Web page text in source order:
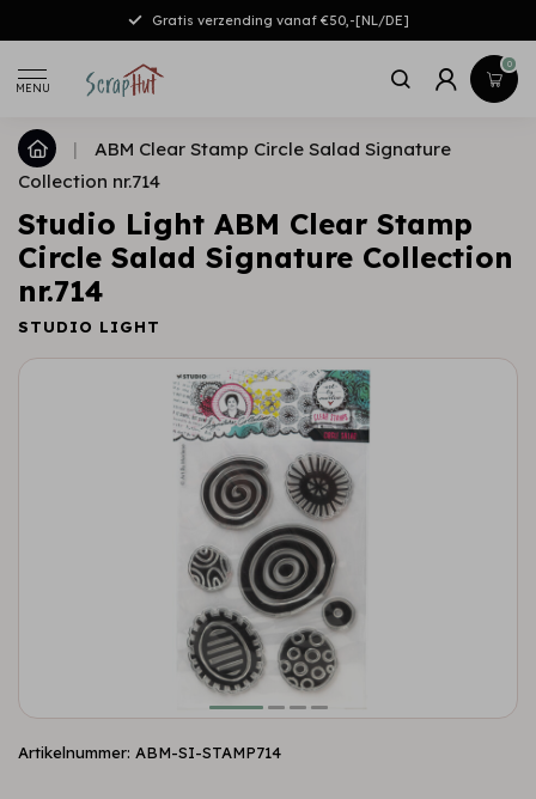
Gratis verzending vanaf €50,-[NL/DE]
MENU
0
|
ABM Clear Stamp Circle Salad Signature
Collection nr.714
Studio Light ABM Clear Stamp
Circle Salad Signature Collection
nr.714
STUDIO LIGHT
Artikelnummer: ABM-SI-STAMP714